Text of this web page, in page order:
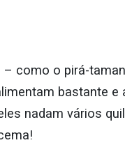
como o pirá-
bastante
nadam vários